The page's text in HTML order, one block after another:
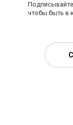
чтобы быть в